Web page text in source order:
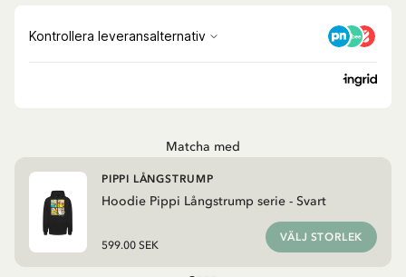
Matcha med
Hoodie Pippi Långstrump serie - Svart
PIPPI LÅNGSTRUMP
599.00 SEK
VÄLJ STORLEK